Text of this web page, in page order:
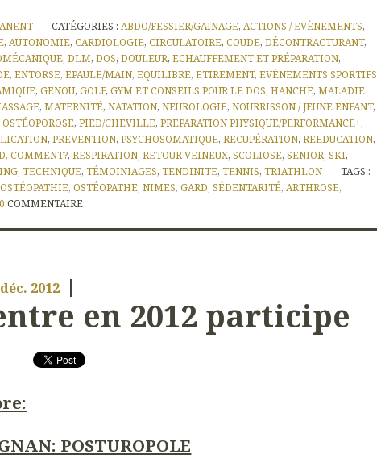
CATÉGORIES : ABDO/FESSIER/GAINAGE, ACTIONS / EVÈNEMENTS,
,AUTONOMIE,CARDIOLOGIE,CIRCULATOIRE,COUDE,DÉCONTRACTURANT,
,DLM,DOS,DOULEUR,ECHAUFFEMENT ET PRÉPARATION,
,ENTORSE,EPAULE/MAIN,EQUILIBRE,ETIREMENT,EVÈNEMENTS SPORTIFS
,GENOU,GOLF,GYM ET CONSEILS POUR LE DOS,HANCHE,MALADIE
,MATERNITÉ,NATATION,NEUROLOGIE,NOURRISSON / JEUNE ENFANT,
OSTÉOPOROSE,PIED/CHEVILLE,PREPARATION PHYSIQUE/PERFORMANCE+,
,PREVENTION,PSYCHOSOMATIQUE,RECUPÉRATION,REEDUCATION,
COMMENT?,RESPIRATION,RETOUR VEINEUX,SCOLIOSE,SENIOR,SKI,
,TECHNIQUE,TÉMOINIAGES,TENDINITE,TENNIS,TRIATHLON
TAGS :
OSTÉOPATHIE,OSTÉOPATHE,NIMES,GARD,SÉDENTARITÉ,ARTHROSE,
0 COMMENTAIRE
déc. 2012
en 2012 participe
POSTUROPOLE